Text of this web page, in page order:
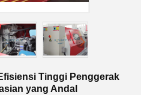
Tinggi Penggerak
yang Andal